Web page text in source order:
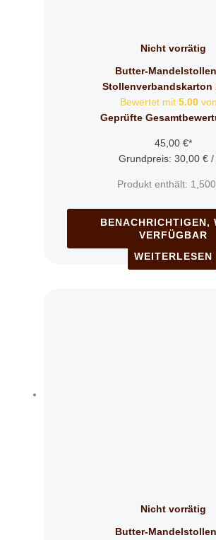
Nicht vorrätig
Butter-
Stollenverbandskarton
Bewertet mit 5.00
Geprüfte
45,00 €*
Grundpreis: 30,00 € /
Produkt enthält: 1,500
BENACHRICHTIGEN,
VERFÜGBAR
WEITERLESEN
Nicht vorrätig
Butter-